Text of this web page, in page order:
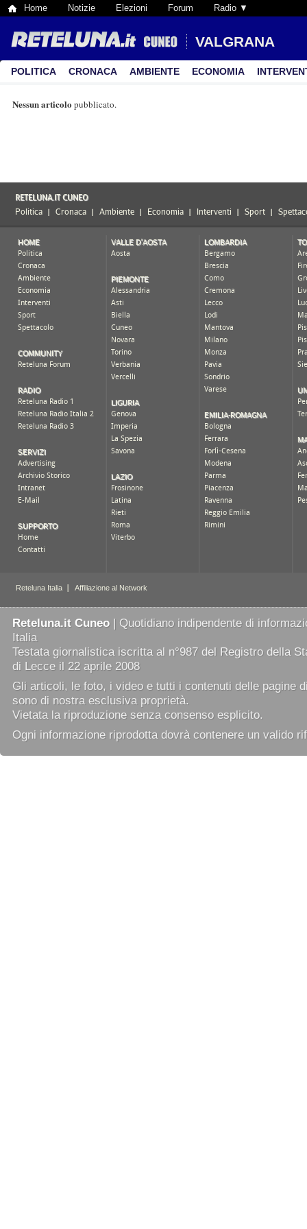
Home Notizie Elezioni Forum Radio ▼
VALGRANA
POLITICA CRONACA AMBIENTE ECONOMIA
Nessun articolo pubblicato.
Reteluna.it Cuneo | Quotidiano indipendente di
Italia
Testata giornalistica iscritta al n°987 del Registro della
di Lecce il 22 aprile 2008
Gli articoli, le foto, i video e tutti i contenuti delle pagine
sono di nostra esclusiva proprietà.
Vietata la riproduzione senza consenso esplicito.
Ogni informazione riprodotta dovrà contenere un valido